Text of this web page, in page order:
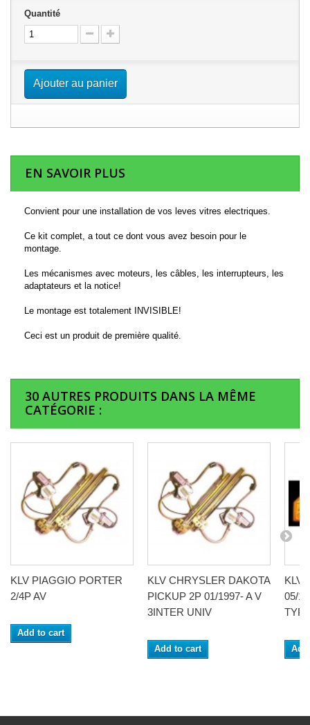
Quantité
Ajouter au panier
EN SAVOIR PLUS
Convient pour une installation de vos leves vitres electriques.
Ce kit complet, a tout ce dont vous avez besoin pour le
montage.
Les mécanismes avec moteurs, les câbles, les interrupteurs, les
adaptateurs et la notice!
Le montage est totalement INVISIBLE!
Ceci est un produit de première qualité.
30 AUTRES PRODUITS DANS LA MÊME
CATÉGORIE :
KLV PIAGGIO PORTER
2/4P AV
Add to cart
KLV CHRYSLER DAKOTA
PICKUP 2P 01/1997- A V
3INTER UNIV
Add to cart
KLV
05/